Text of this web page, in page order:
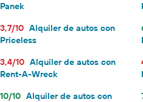
Panek
3,7/10 Alquiler de autos con
Priceless
3,4/10 Alquiler de autos con
Rent-A-Wreck
10/10 Alquiler de autos con